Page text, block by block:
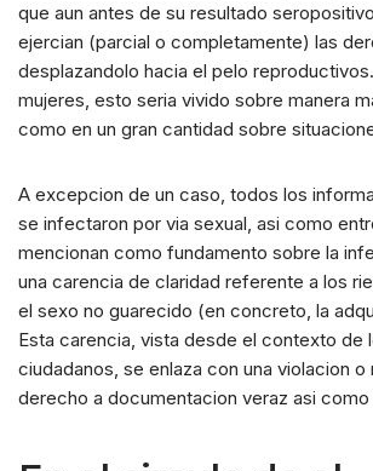
que aun antes de su resultado
ejercian (parcial o completamente) las
desplazandolo hacia el pelo
mujeres, esto seri­a vivido sobre manera
como en un gran cantidad sobre
A excepcion de un caso, todos los
se infectaron por via sexual, asi­ como
mencionan como fundamento sobre la
una carencia de claridad referente a los
el sexo no guarecido (en concreto, la
Esta carencia, vista desde el contexto de
ciudadanos, se enlaza con una violacion
derecho a documentacion veraz asi­ como